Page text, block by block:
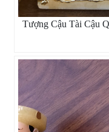
Tượng Cậu Tài Cậu